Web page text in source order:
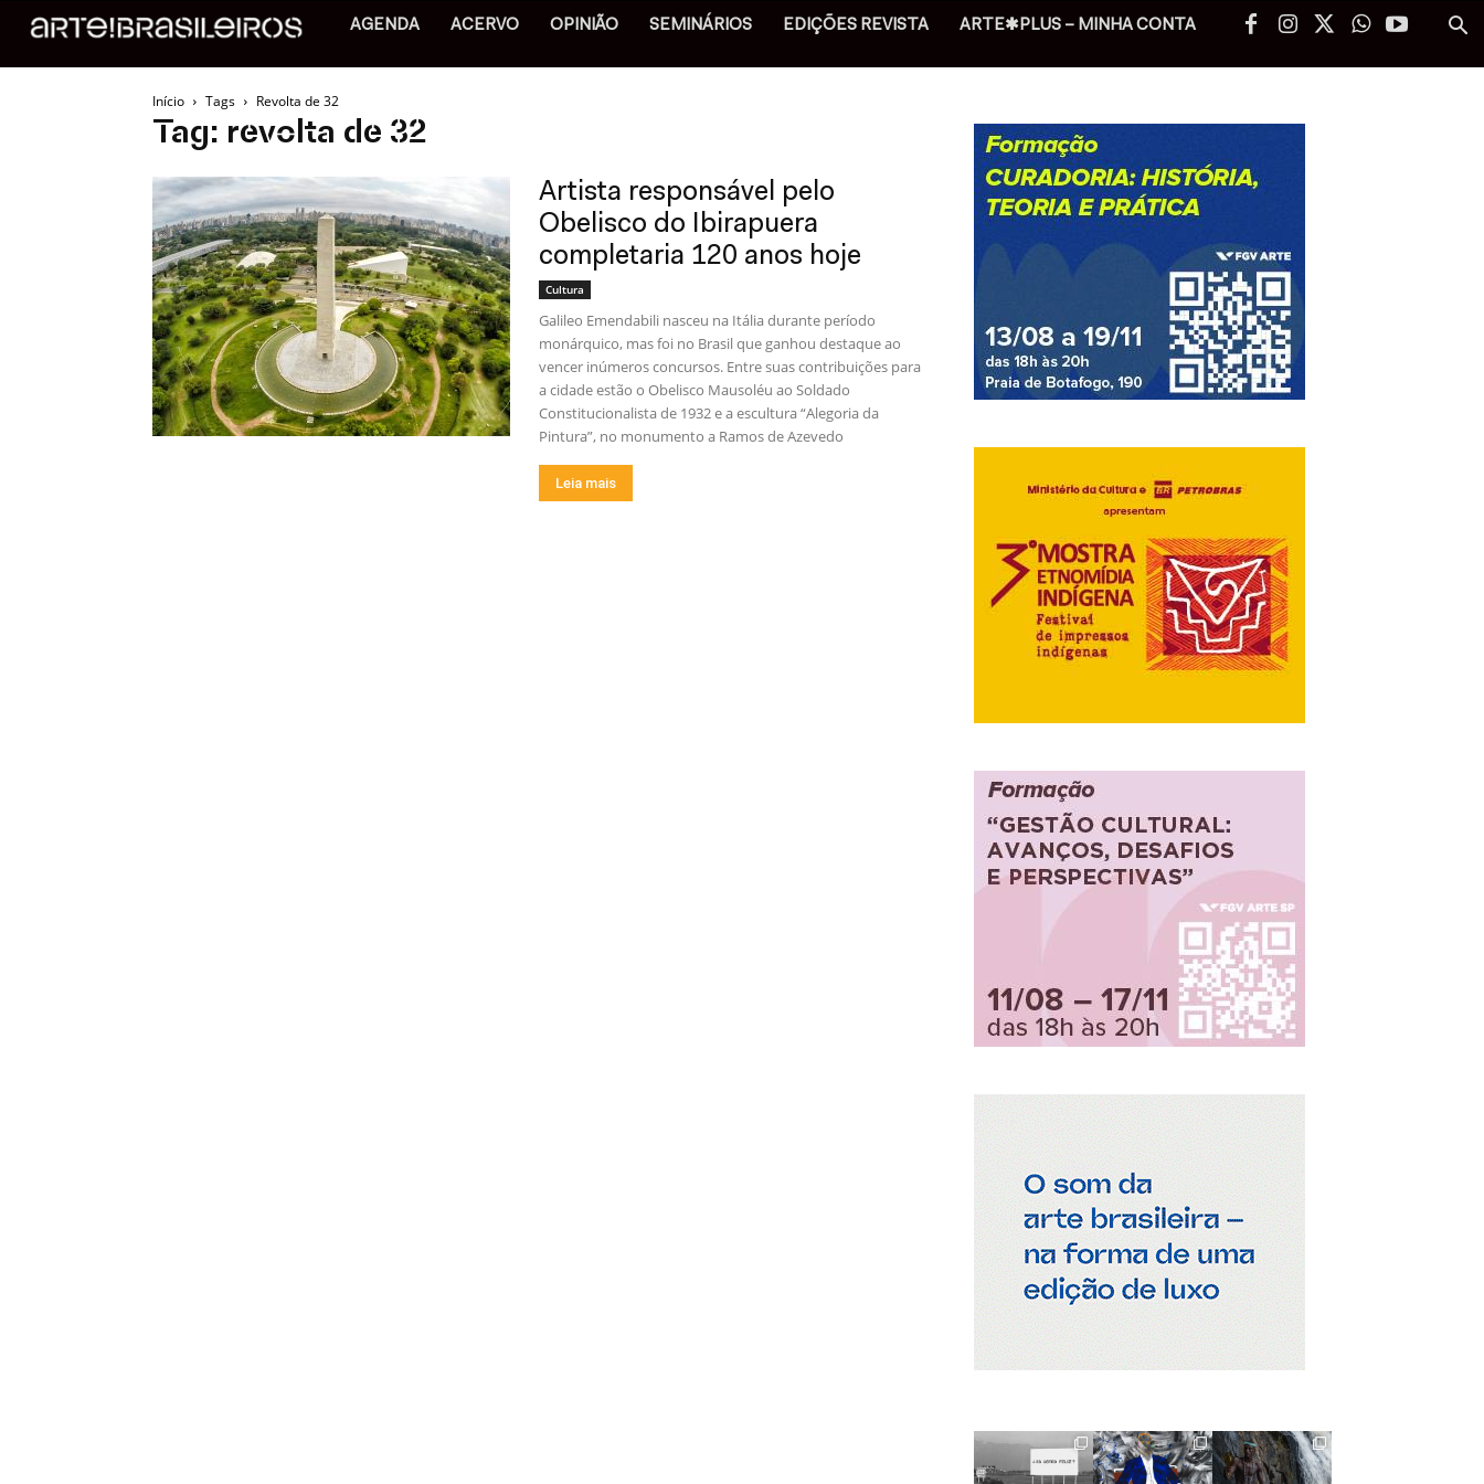
AGENDA ACERVO OPINIÃO SEMINÁRIOS EDIÇÕES REVISTA ARTE✱PLUS – MINHA CONTA
Início Tags Revolta de 32
Tag: revolta de 32
Artista responsável pelo
Obelisco do Ibirapuera
completaria 120 anos hoje
Cultura
Galileo Emendabili nasceu na Itália durante período
monárquico, mas foi no Brasil que ganhou destaque ao
vencer inúmeros concursos. Entre suas contribuições para
a cidade estão o Obelisco Mausoléu ao Soldado
Constitucionalista de 1932 e a escultura “Alegoria da
Pintura”, no monumento a Ramos de Azevedo
Leia mais